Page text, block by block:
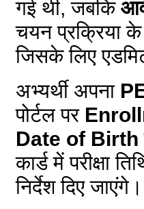
गई थी, जबकि
चयन प्रक्रिया
जिसके लिए
अभ्यर्थी अपना
पोर्टल पर
Date of Birth
कार्ड में परीक्षा
निर्देश दिए जाएंगे।